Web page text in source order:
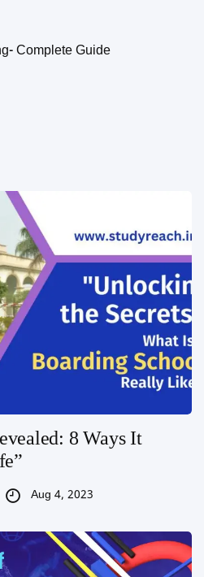
Complete Guide
8 Ways It
Aug 4, 2023